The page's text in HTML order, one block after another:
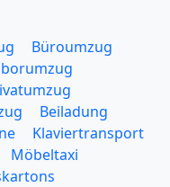
Büroumzug
Beiladung
Klaviertransport
Möbeltaxi